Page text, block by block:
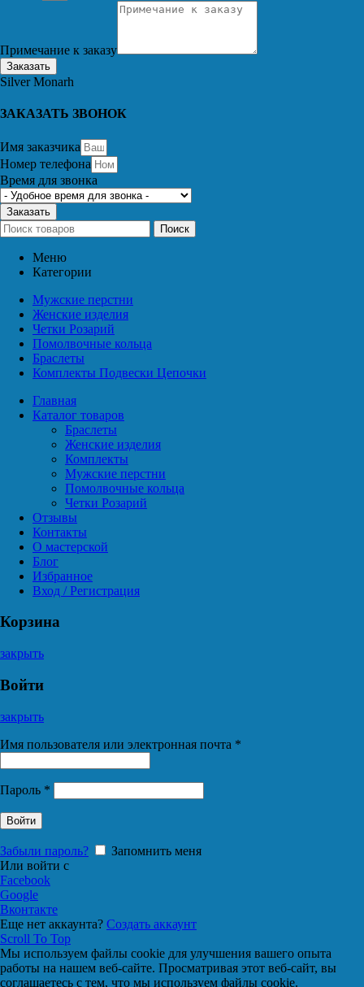
Примечание к заказу
Заказать
Silver Monarh
ЗАКАЗАТЬ ЗВОНОК
Имя заказчика
Номер телефона
Время для звонка
Заказать
Поиск
Меню
Категории
Мужские перстни
Женские изделия
Четки Розарий
Помолвочные кольца
Браслеты
Комплекты Подвески Цепочки
Главная
Каталог товаров
Браслеты
Женские изделия
Комплекты
Мужские перстни
Помолвочные кольца
Четки Розарий
Отзывы
Контакты
О мастерской
Блог
Избранное
Вход / Регистрация
Корзина
закрыть
Войти
закрыть
Имя пользователя или электронная почта *
Пароль *
Войти
Забыли пароль?
Запомнить меня
Или войти с
Facebook
Google
Вконтакте
Еще нет аккаунта? Создать аккаунт
Scroll To Top
Мы используем файлы cookie для улучшения вашего опыта
работы на нашем веб-сайте. Просматривая этот веб-сайт, вы
соглашаетесь с тем, что мы используем файлы cookie.